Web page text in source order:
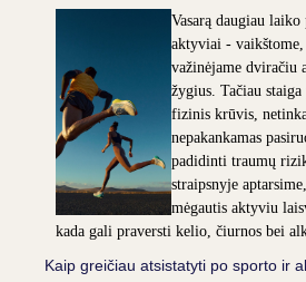
Vasarą daugiau
aktyviai - vaikštome,
važinėjame dviračiu
žygius. Tačiau staiga
fizinis krūvis,
nepakankamas
padidinti traumų
straipsnyje
mėgautis aktyviu
kada gali praversti kelio, čiurnos bei
Kaip greičiau atsistatyti po sporto ir